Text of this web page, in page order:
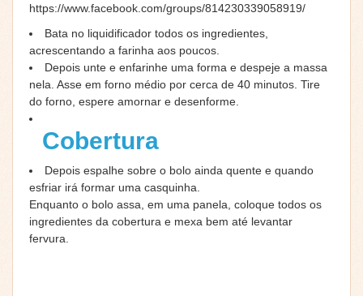
https://www.facebook.com/groups/814230339058919/
Bata no liquidificador todos os ingredientes,
acrescentando a farinha aos poucos.
Depois unte e enfarinhe uma forma e despeje a massa
nela. Asse em forno médio por cerca de 40 minutos. Tire
do forno, espere amornar e desenforme.
Cobertura
Depois espalhe sobre o bolo ainda quente e quando
esfriar irá formar uma casquinha.
Enquanto o bolo assa, em uma panela, coloque todos os
ingredientes da cobertura e mexa bem até levantar
fervura.